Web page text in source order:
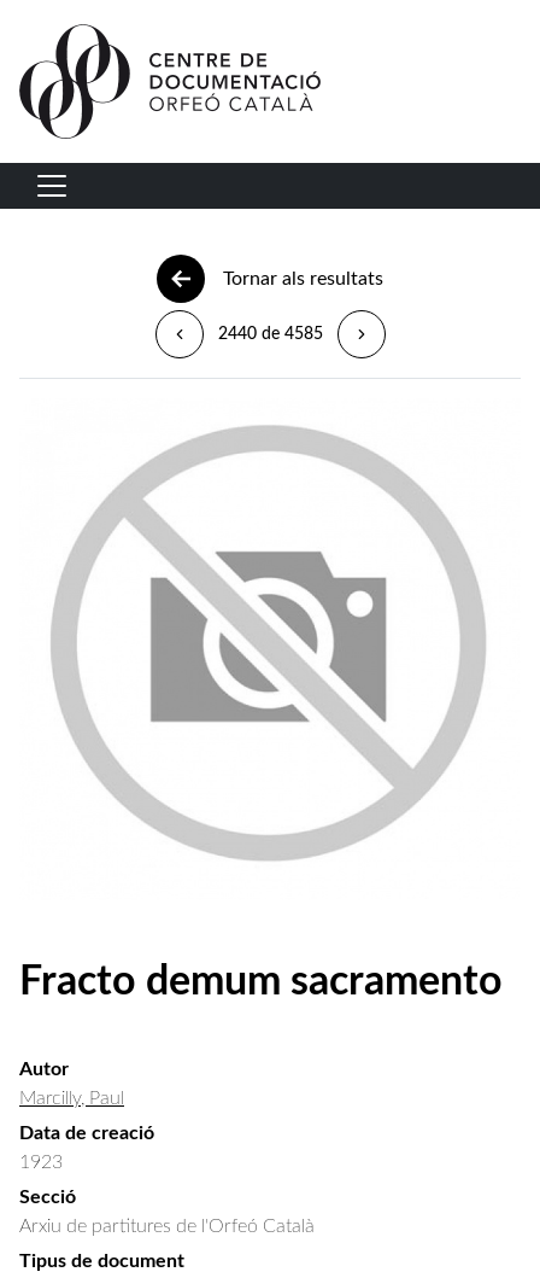
Vés al contingut
Navegació principal
Tornar als resultats
2440 de 4585
Fracto demum sacramento
Autor
Marcilly, Paul
Data de creació
1923
Secció
Arxiu de partitures de l'Orfeó Català
Tipus de document